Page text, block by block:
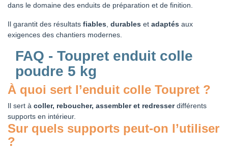
dans le domaine des enduits de préparation et de finition.
Il garantit des résultats fiables durables et adaptés aux
exigences des chantiers modernes.
FAQ - Toupret enduit colle
poudre 5 kg
À quoi sert l’enduit colle Toupret ?
Il sert à coller, reboucher, assembler et redresserdifférents
supports en intérieur.
Sur quels supports peut-on l’utiliser
?